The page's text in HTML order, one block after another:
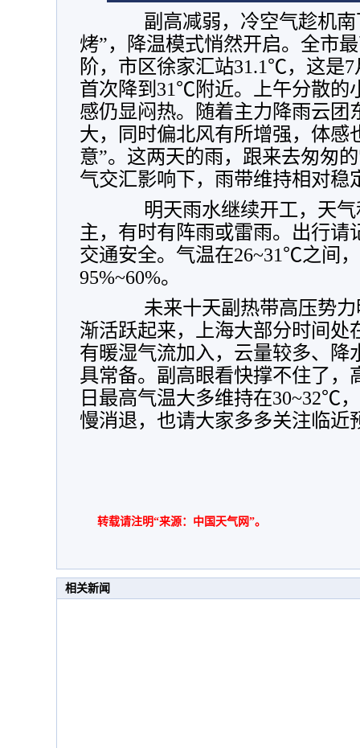
副高减弱，冷空气趁机南
烤”，降温模式悄然开启。全市
阶，市区徐家汇站31.1℃，这是
首次降到31℃附近。上午分散的
感仍显闷热。随着主力降雨云团
大，同时偏北风有所增强，体感
意”。这两天的雨，跟来去匆匆
气交汇影响下，雨带维持相对稳
明天雨水继续开工，天气
主，有时有阵雨或雷雨。出行请
交通安全。气温在26~31℃之间
95%~60%。
未来十天副热带高压势力
渐活跃起来，上海大部分时间处
有暖湿气流加入，云量较多、降
具常备。副高眼看快撑不住了，
日最高气温大多维持在30~32℃
慢消退，也请大家多多关注临近
转载请注明“来源：中国天气网”。
相关新闻